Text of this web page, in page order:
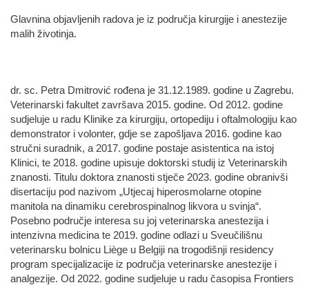
Glavnina objavljenih radova je iz područja kirurgije i anestezije
malih životinja.
dr. sc. Petra Dmitrović rođena je 31.12.1989. godine u Zagrebu.
Veterinarski fakultet završava 2015. godine. Od 2012. godine
sudjeluje u radu Klinike za kirurgiju, ortopediju i oftalmologiju kao
demonstrator i volonter, gdje se zapošljava 2016. godine kao
stručni suradnik, a 2017. godine postaje asistentica na istoj
Klinici, te 2018. godine upisuje doktorski studij iz Veterinarskih
znanosti. Titulu doktora znanosti stječe 2023. godine obranivši
disertaciju pod nazivom „Utjecaj hiperosmolarne otopine
manitola na dinamiku cerebrospinalnog likvora u svinja“.
Posebno područje interesa su joj veterinarska anestezija i
intenzivna medicina te 2019. godine odlazi u Sveučilišnu
veterinarsku bolnicu Liège u Belgiji na trogodišnji residency
program specijalizacije iz područja veterinarske anestezije i
analgezije. Od 2022. godine sudjeluje u radu časopisa Frontiers